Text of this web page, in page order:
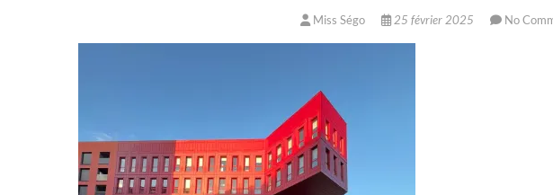
Miss Ségo 25 février 2025 No